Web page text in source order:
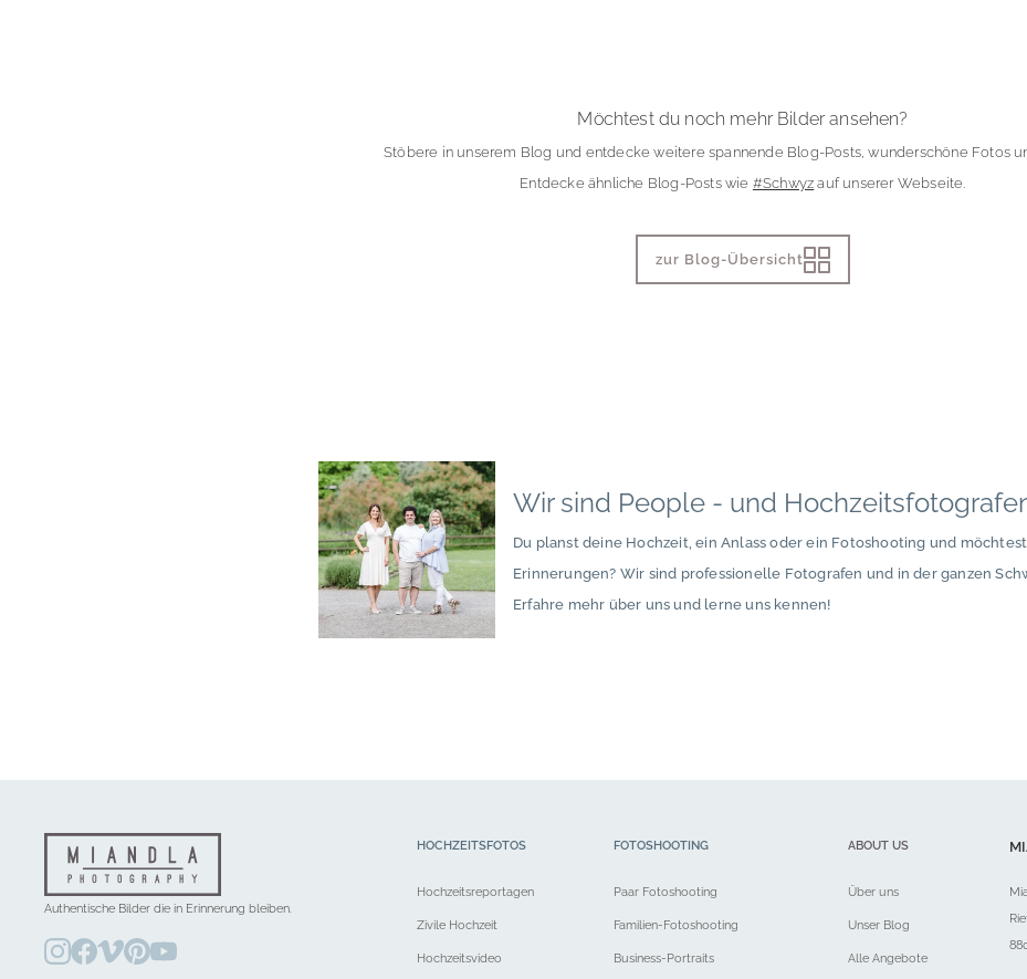
Möchtest du noch mehr Bilder ansehen?
Stöbere in unserem Blog und entdecke weitere spannende Blog-Posts, wunderschöne Fotos
Entdecke ähnliche Blog-Posts wie #Schwyz auf unserer Webseite.
zur Blog-Übersicht
Wir sind People - und
Du planst deine Hochzeit, ein Anlass oder ein Fotoshooting und
Erinnerungen? Wir sind professionelle Fotografen und in der ganzen
Erfahre mehr über uns und lerne uns kennen!
Authentische Bilder die in Erinnerung bleiben.
HOCHZEITSFOTOS
Hochzeitsreportagen
Zivile Hochzeit
Hochzeitsvideo
FOTOSHOOTING
Paar Fotoshooting
Familien-Fotoshooting
Business-Portraits
ABOUT US
Über uns
Unser Blog
Alle Angebote